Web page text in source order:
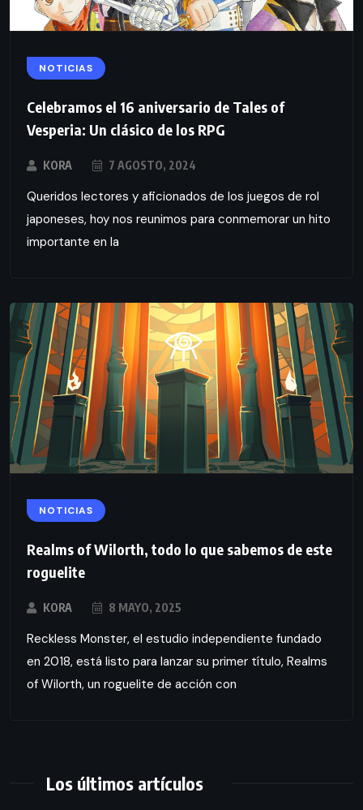
NOTICIAS
Celebramos el 16 aniversario de Tales of
Vesperia: Un clásico de los RPG
KORA 7 AGOSTO, 2024
Queridos lectores y aficionados de los juegos de rol
japoneses, hoy nos reunimos para conmemorar un hito
importante en la
NOTICIAS
Realms of Wilorth, todo lo que sabemos de este
roguelite
KORA 8 MAYO, 2025
Reckless Monster, el estudio independiente fundado
en 2018, está listo para lanzar su primer título, Realms
of Wilorth, un roguelite de acción con
Los últimos artículos